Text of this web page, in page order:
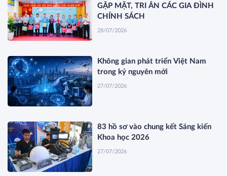
GẶP MẶT, TRI ÂN CÁC GIA ĐÌNH
CHÍNH SÁCH
28/07/2026
Không gian phát triển Việt Nam
trong kỷ nguyên mới
27/07/2026
83 hồ sơ vào chung kết Sáng kiến
Khoa học 2026
27/07/2026